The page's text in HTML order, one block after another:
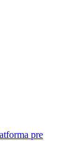
pre